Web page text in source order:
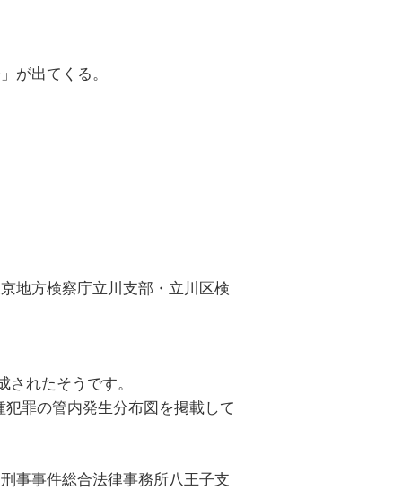
が出てくる。
地方検察庁立川支部・立川区検
れたそうです。
罪の管内発生分布図を掲載して
事事件総合法律事務所八王子支